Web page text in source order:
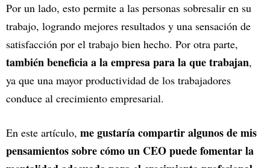
Por un lado, esto permite a las personas sobresalir en su
trabajo, logrando mejores resultados y una sensación de
satisfacción por el trabajo bien hecho. Por otra parte,
también beneficia a la empresa para la que trabajan,
ya que una mayor productividad de los trabajadores
conduce al crecimiento empresarial.
En este artículo, me gustaría compartir algunos de mis
pensamientos sobre cómo un CEO puede fomentar la